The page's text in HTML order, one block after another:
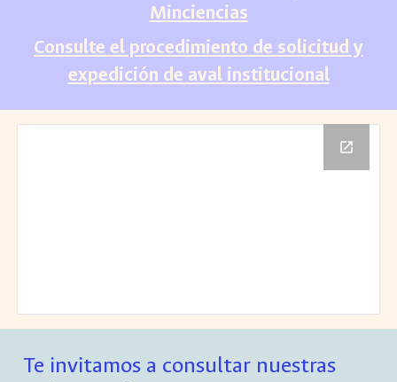
Minciencias
Consulte el procedimiento de solicitud y
expedición de aval institucional
Te invitamos a consultar nuestras